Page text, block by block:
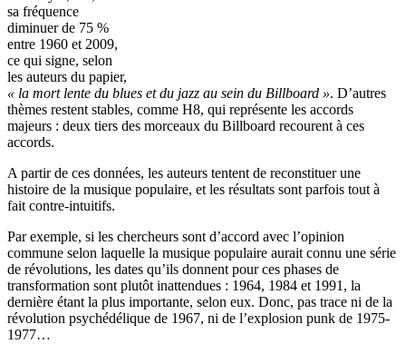
sa fréquence
diminuer de 75 %
entre 1960 et 2009,
ce qui signe, selon
les auteurs du papier,
« la mort lente du blues et du jazz au sein du Billboard ». D’autres
thèmes restent stables, comme H8, qui représente les accords
majeurs : deux tiers des morceaux du Billboard recourent à ces
accords.
A partir de ces données, les auteurs tentent de reconstituer une
histoire de la musique populaire, et les résultats sont parfois tout à
fait contre-intuitifs.
Par exemple, si les chercheurs sont d’accord avec l’opinion
commune selon laquelle la musique populaire aurait connu une série
de révolutions, les dates qu’ils donnent pour ces phases de
transformation sont plutôt inattendues : 1964, 1984 et 1991, la
dernière étant la plus importante, selon eux. Donc, pas trace ni de la
révolution psychédélique de 1967, ni de l’explosion punk de 1975-
1977…